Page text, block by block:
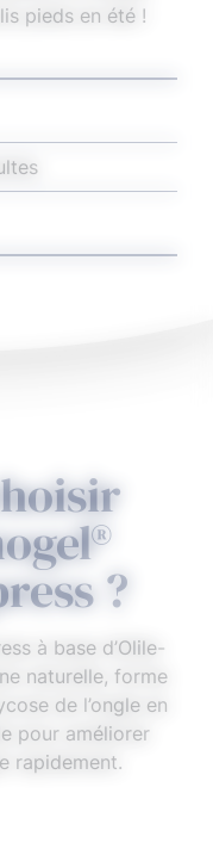
pieds en été !
?
à base d’Olile-
naturelle, forme
de l’ongle en
pour améliorer
rapidement.